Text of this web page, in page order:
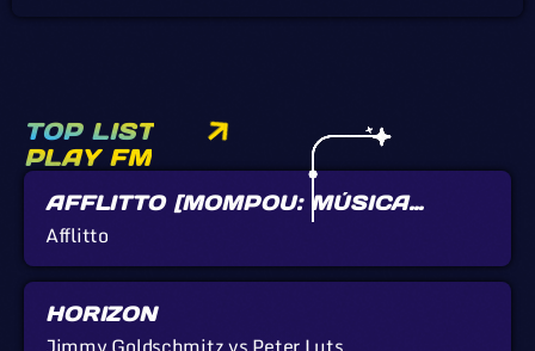
TOP LIST
PLAY FM
AFFLITTO [MOMPOU: MÚSICA
CALLADA]
Afflitto
HORIZON